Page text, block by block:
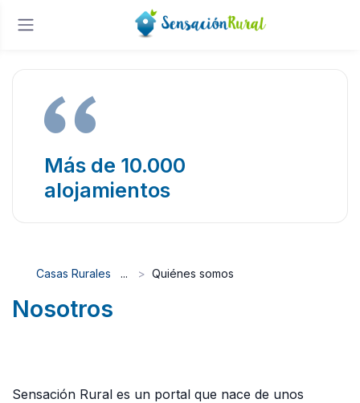
Más de 10.000
alojamientos
Casas Rurales Quiénes somos
Nosotros
Sensación Rural es un portal que nace de unos